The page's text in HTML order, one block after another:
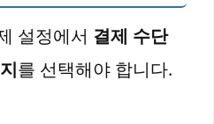
설정에서 결제 수단
를 선택해야 합니다.